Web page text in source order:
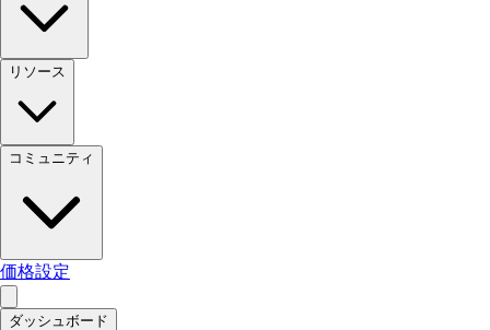
リソース
コミュニティ
価格設定
ダッシュボード